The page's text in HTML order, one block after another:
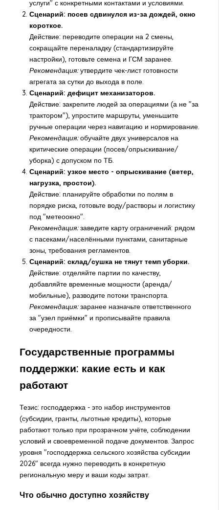
услуги" с конкретными контактами и условиями.
Сценарий: посев сдвинулся из-за дождей, окно
короткое.
Действие: переводите операции на 2 смены,
сокращайте переналадку (стандартизируйте
настройки), готовьте семена и ГСМ заранее.
Рекомендация:утвердите чек-лист готовности
агрегата за сутки до выхода в поле.
Сценарий: дефицит механизаторов.
Действие: закрепите людей за операциями (а не "за
трактором"), упростите маршруты, уменьшите
ручные операции через навигацию и нормирование.
Рекомендация:обучайте двух универсалов на
критические операции (посев/опрыскивание/
уборка) с допуском по ТБ.
Сценарий: узкое место - опрыскивание (ветер,
нагрузка, простои).
Действие: планируйте обработки по полям в
порядке риска, готовьте воду/растворы и логистику
под "метеоокно".
Рекомендация:заведите карту ограничений: рядом
с пасеками/населёнными пунктами, санитарные
зоны, требования регламентов.
Сценарий: склад/сушка не тянут темп уборки.
Действие: отделяйте партии по качеству,
добавляйте временные мощности (аренда/
мобильные), разводите потоки транспорта.
Рекомендация:заранее назначьте ответственного
за "узел приёмки" и прописывайте правила
очередности.
Государственные программы
поддержки: какие есть и как
работают
Тезис: господдержка - это набор инструментов
(субсидии, гранты, льготные кредиты), которые
работают только при прозрачном учёте, соблюдении
условий и своевременной подаче документов. Запрос
уровня "господдержка сельского хозяйства субсидии
2026" всегда нужно переводить в конкретную
региональную меру и ваши коды затрат.
Что обычно доступно хозяйству